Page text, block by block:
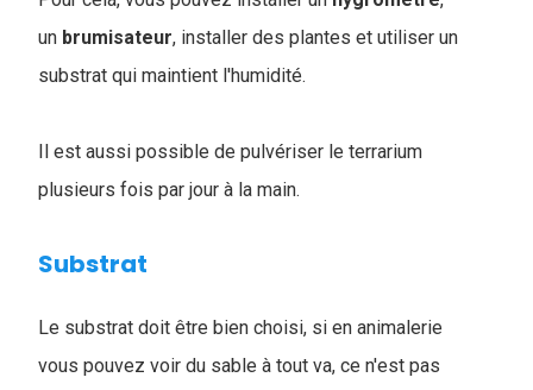
un brumisateur, installer des plantes et utiliser un
substrat qui maintient l'humidité.
Il est aussi possible de pulvériser le terrarium
plusieurs fois par jour à la main.
Substrat
Le substrat doit être bien choisi, si en animalerie
vous pouvez voir du sable à tout va, ce n'est pas